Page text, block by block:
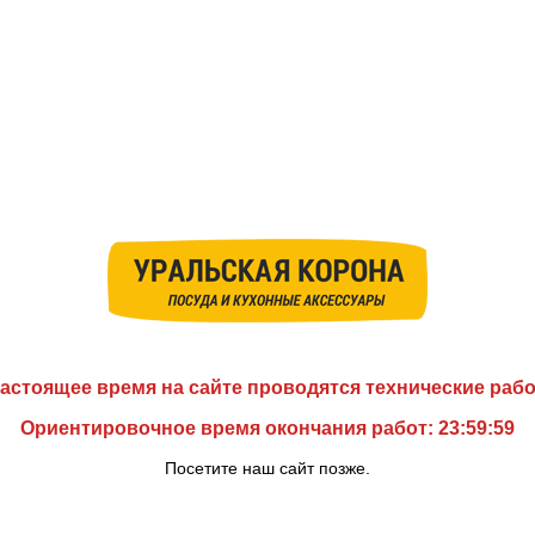
время на сайте проводятся технические
Ориентировочное время окончания работ: 23:59:59
Посетите наш сайт позже.